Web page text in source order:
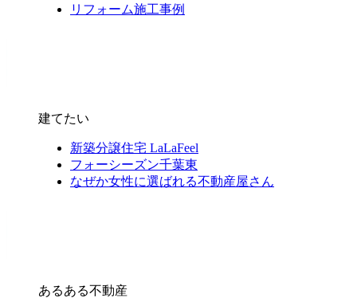
リフォーム施工事例
建てたい
新築分譲住宅 LaLaFeel
フォーシーズン千葉東
なぜか女性に選ばれる不動産屋さん
あるある不動産